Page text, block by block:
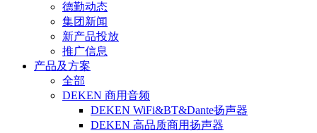
德勤动态
集团新闻
新产品投放
推广信息
产品及方案
全部
DEKEN 商用音频
DEKEN WiFi&BT&Dante扬声器
DEKEN 高品质商用扬声器